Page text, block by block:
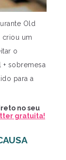
Old
criou um
o
sobremesa
para a
no seu
gratuita!